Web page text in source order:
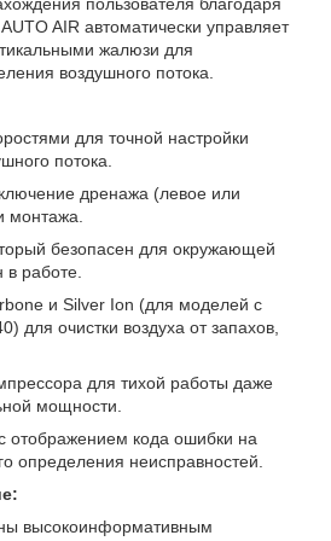
пользователя благодаря
AIR автоматически управляет
жалюзи для
воздушного потока.
для точной настройки
потока.
дренажа (левое или
монтажа.
безопасен для окружающей
работе.
и Silver Ion (для моделей с
для очистки воздуха от запахов,
для тихой работы даже
мощности.
отображением кода ошибки на
определения неисправностей.
высокоинформативным